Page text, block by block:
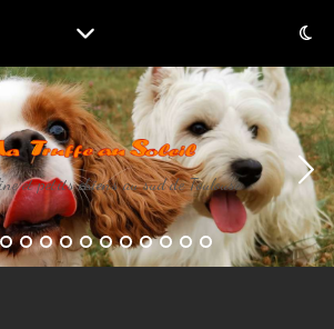
et petits chiens au sud de Toulouse